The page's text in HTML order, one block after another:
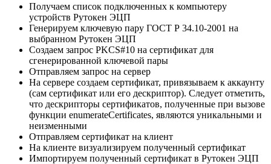
Получаем список подключенных к компьютеру
устройств Рутокен ЭЦП
Генерируем ключевую пару ГОСТ Р 34.10-2001 на
выбранном Рутокен ЭЦП
Cоздаем запрос PKCS#10 на сертификат для
сгенерированной ключевой пары
Отправляем запрос на сервер
На сервере создаем сертификат, привязываем к аккаунту
(сам сертификат или его дескриптор). Следует отметить,
что дескрипторы сертификатов, полученные при вызове
функции enumerateCertificates, являются уникальными и
неизменными
Отправляем сертификат на клиент
На клиенте визуализируем полученный сертификат
Импортируем полученный сертификат в Рутокен ЭЦП